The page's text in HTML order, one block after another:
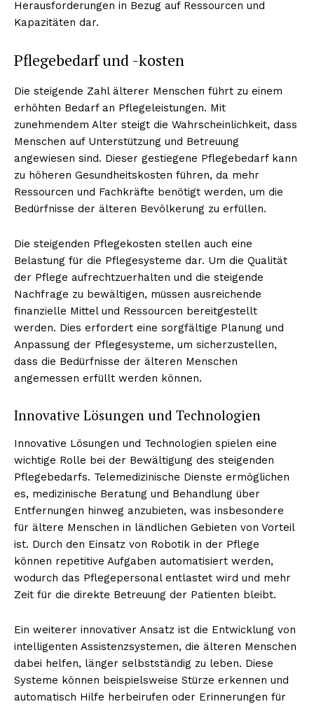
Herausforderungen in Bezug auf Ressourcen und
Kapazitäten dar.
Pflegebedarf und -kosten
Die steigende Zahl älterer Menschen führt zu einem
erhöhten Bedarf an Pflegeleistungen. Mit
zunehmendem Alter steigt die Wahrscheinlichkeit, dass
Menschen auf Unterstützung und Betreuung
angewiesen sind. Dieser gestiegene Pflegebedarf kann
zu höheren Gesundheitskosten führen, da mehr
Ressourcen und Fachkräfte benötigt werden, um die
Bedürfnisse der älteren Bevölkerung zu erfüllen.
Die steigenden Pflegekosten stellen auch eine
Belastung für die Pflegesysteme dar. Um die Qualität
der Pflege aufrechtzuerhalten und die steigende
Nachfrage zu bewältigen, müssen ausreichende
finanzielle Mittel und Ressourcen bereitgestellt
werden. Dies erfordert eine sorgfältige Planung und
Anpassung der Pflegesysteme, um sicherzustellen,
dass die Bedürfnisse der älteren Menschen
angemessen erfüllt werden können.
Innovative Lösungen und Technologien
Innovative Lösungen und Technologien spielen eine
wichtige Rolle bei der Bewältigung des steigenden
Pflegebedarfs. Telemedizinische Dienste ermöglichen
es, medizinische Beratung und Behandlung über
Entfernungen hinweg anzubieten, was insbesondere
für ältere Menschen in ländlichen Gebieten von Vorteil
ist. Durch den Einsatz von Robotik in der Pflege
können repetitive Aufgaben automatisiert werden,
wodurch das Pflegepersonal entlastet wird und mehr
Zeit für die direkte Betreuung der Patienten bleibt.
Ein weiterer innovativer Ansatz ist die Entwicklung von
intelligenten Assistenzsystemen, die älteren Menschen
dabei helfen, länger selbstständig zu leben. Diese
Systeme können beispielsweise Stürze erkennen und
automatisch Hilfe herbeirufen oder Erinnerungen für